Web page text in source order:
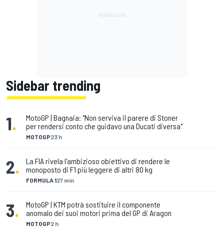
Sidebar trending
1.
MOTOGP23 h
MotoGP | Bagnaia: "Non serviva il parere di Stoner
per rendersi conto che guidavo una Ducati diversa"
2.
FORMULA 127 min
La FIA rivela l'ambizioso obiettivo di rendere le
monoposto di F1 più leggere di altri 80 kg
3.
MOTOGP2 h
MotoGP | KTM potrà sostituire il componente
anomalo dei suoi motori prima del GP di Aragon